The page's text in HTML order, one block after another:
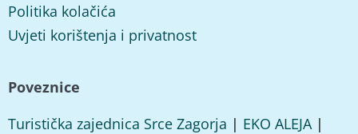
Politika kolačića
Uvjeti korištenja i privatnost
Poveznice
Turistička zajednica Srce Zagorja | EKO ALEJA|